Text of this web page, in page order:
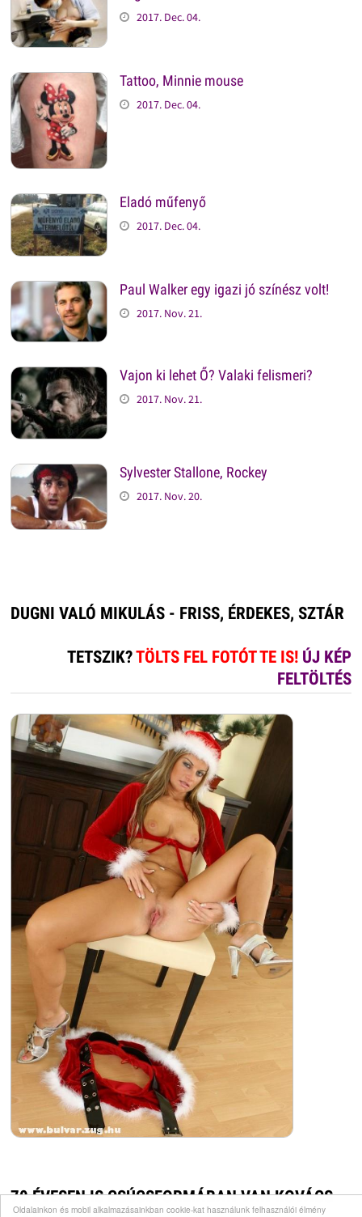
Oldalainkon és mobil alkalmazásainkban cookie-kat használunk felhasználói élmény
2017. Dec. 04.
Tattoo, Minnie mouse
2017. Dec. 04.
Eladó műfenyő
2017. Dec. 04.
Paul Walker egy igazi jó színész volt!
2017. Nov. 21.
Vajon ki lehet Ő? Valaki felismeri?
2017. Nov. 21.
Sylvester Stallone, Rockey
2017. Nov. 20.
DUGNI VALÓ MIKULÁS - FRISS, ÉRDEKES, SZTÁR
TETSZIK?TÖLTS FEL FOTÓT TE IS! ÚJ KÉP
FELTÖLTÉS
70 ÉVESEN IS CSÚCSFORMÁBAN VAN KOVÁCS